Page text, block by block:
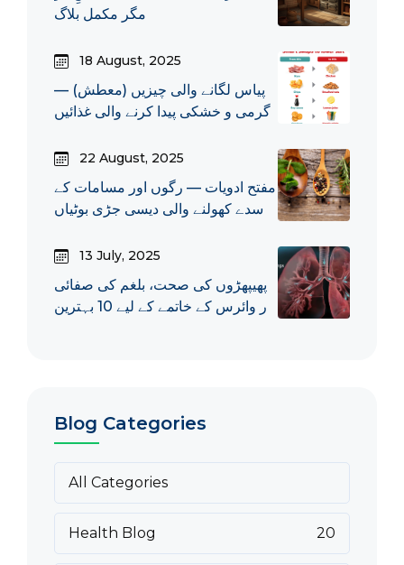
مگر مکمل بلاگ
18 August, 2025
پیاس لگانے والی چیزیں (معطش) —
گرمی و خشکی پیدا کرنے والی غذائیں
22 August, 2025
مفتح ادویات — رگوں اور مسامات کے
سدے کھولنے والی دیسی جڑی بوٹیاں
13 July, 2025
پھیپھڑوں کی صحت، بلغم کی صفائی
اور وائرس کے خاتمے کے لیے 10 بہترین
Blog Categories
All Categories
Health Blog 20